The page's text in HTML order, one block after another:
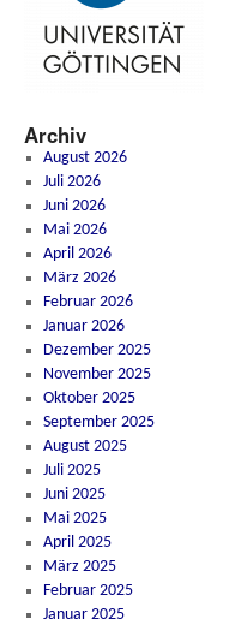
Archiv
August 2026
Juli 2026
Juni 2026
Mai 2026
April 2026
März 2026
Februar 2026
Januar 2026
Dezember 2025
November 2025
Oktober 2025
September 2025
August 2025
Juli 2025
Juni 2025
Mai 2025
April 2025
März 2025
Februar 2025
Januar 2025